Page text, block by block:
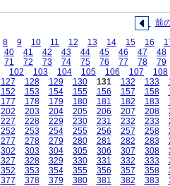
前
8 9 10 11 12 13 14 15 16
40 41 42 43 44 45 46 47
48
71 72 73 74 75 76 77 78
79
102 103 104 105 106 107
108
127 128 129 130 131 132 133
152 153 154 155 156 157 158
177 178 179 180 181 182 183
202 203 204 205 206 207 208
227 228 229 230 231 232 233
252 253 254 255 256 257 258
277 278 279 280 281 282 283
302 303 304 305 306 307 308
327 328 329 330 331 332 333
352 353 354 355 356 357 358
377 378 379 380 381 382 383